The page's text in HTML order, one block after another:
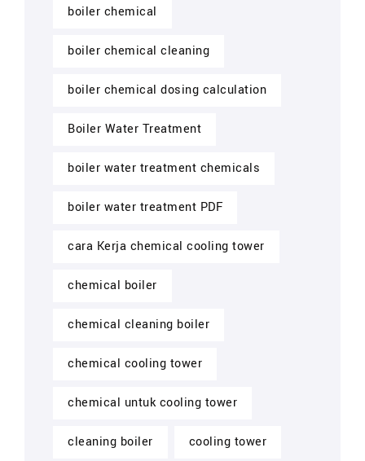
boiler chemical
boiler chemical cleaning
boiler chemical dosing calculation
Boiler Water Treatment
boiler water treatment chemicals
boiler water treatment PDF
cara Kerja chemical cooling tower
chemical boiler
chemical cleaning boiler
chemical cooling tower
chemical untuk cooling tower
cleaning boiler cooling tower